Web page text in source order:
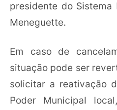
presidente do Sistema
Meneguette.
Em caso de
situação pode ser
solicitar a reativação
Poder Municipal